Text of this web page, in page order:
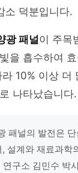
소 덕분입니다.
광 패널이 주목
을 흡수하여
10% 이상 더
나타났습니다.
패널의 발전은
설계와 재료과학
구소 김민수 박